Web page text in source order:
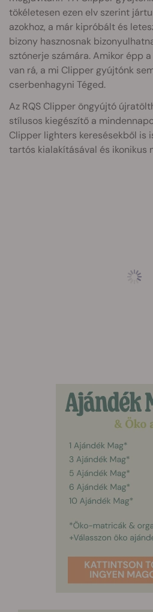
tökéletesen ezen elv szerint
azokhoz, a már kipróbált és
bizony hasznosnak
sztónerje számára. Amikor épp
van rá, a mi Clipper gyújtónk
cserbenhagyni Téged.
Az RQS Clipper öngyújtó
stílusos kiegészítő a
Clipper lighters keresésekből is
tartós kialakításával és ikonikus